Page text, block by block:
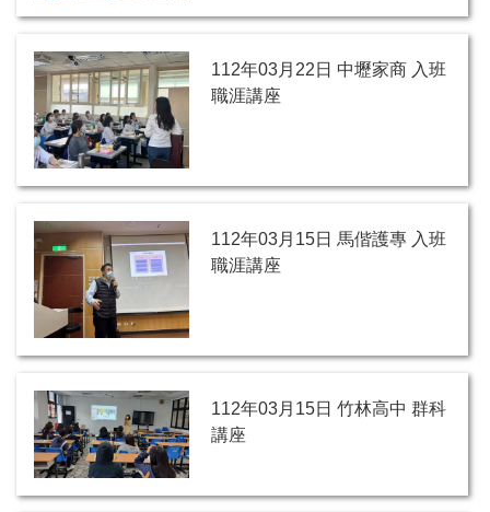
112年03月22日 中壢家商 入班
職涯講座
112年03月15日 馬偕護專 入班
職涯講座
112年03月15日 竹林高中 群科
講座